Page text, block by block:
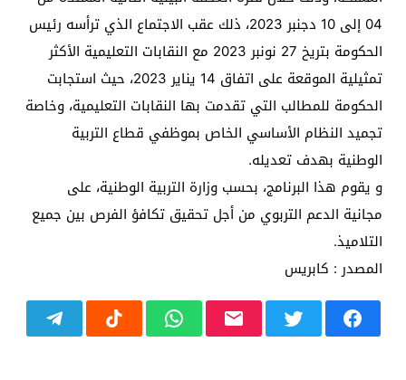
04 إلى 10 دجنبر 2023، ذلك عقب الاجتماع الذي ترأسه رئيس
الحكومة بتريخ 27 نونبر 2023 مع النقابات التعليمية الأكثر
تمثيلية الموقعة على اتفاق 14 يناير 2023، حيث استجابت
الحكومة للمطالب التي تقدمت بها النقابات التعليمية، وخاصة
تجميد النظام الأساسي الخاص بموظفي قطاع التربية
الوطنية بهدف تعديله.
و يقوم هذا البرنامج، بحسب وزارة التربية الوطنية، على
مجانية الدعم التربوي من أجل تحقيق تكافؤ الفرص بين جميع
التلاميذ.
المصدر : كابريس